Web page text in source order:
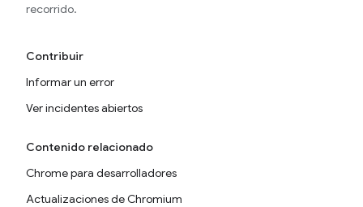
recorrido.
Contribuir
Informar un error
Ver incidentes abiertos
Contenido relacionado
Chrome para desarrolladores
Actualizaciones de Chromium